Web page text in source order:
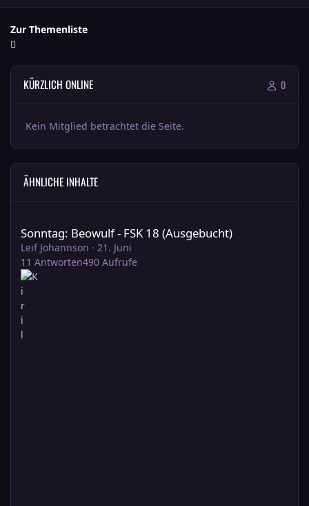
Zur Themenliste
KÜRZLICH ONLINE 0
Kein Mitglied betrachtet die Seite.
ÄHNLICHE INHALTE
Sonntag: Beowulf - FSK 18 (Ausgebucht)
Leif Johannson · 21. Juni
11 Antworten490 Aufrufe